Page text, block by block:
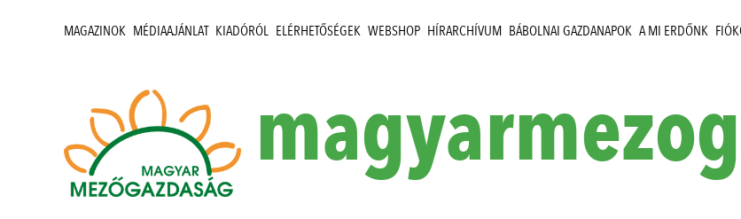
MAGAZINOK MÉDIAAJÁNLAT KIADÓRÓL ELÉRHETŐSÉGEK WEBSHOP HÍRARCHÍVUM BÁBOLNAI GAZDANAPOK A MI ERDŐNK